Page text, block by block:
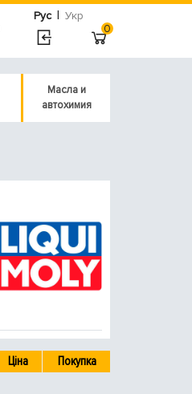
Рус | Укр
0
Масла и
автохимия
Ціна Покупка